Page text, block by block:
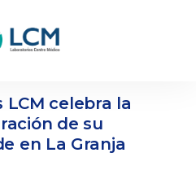
LCM celebra la
de su
en La Granja